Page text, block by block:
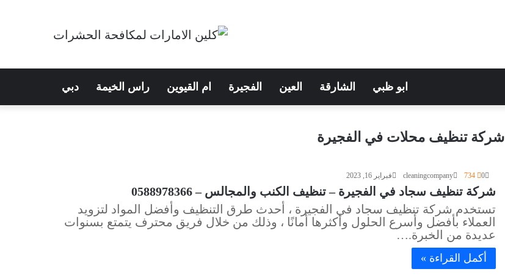
دبي راس الخيمة ام القيوين الفجيرة العين الشارقة ابو ظبي
شركة تنظيف محلات في الفجيرة
cleaningcompany فبراير 16, 2023 0
شركة تنظيف سجاد في الفجيرة – تنظيف الكنب والمجالس – 0588978366
تستخدم شركة تنظيف سجاد في الفجيرة ، أحدث طرق التنظيف وأفضل المواد لتزويد
العملاء بأفضل وأسرع الحلول وأكثرها أمانًا ، وذلك من خلال فريق محترف يتمتع بسنوات
عديدة من الخبرة.…
أكمل القراءة »